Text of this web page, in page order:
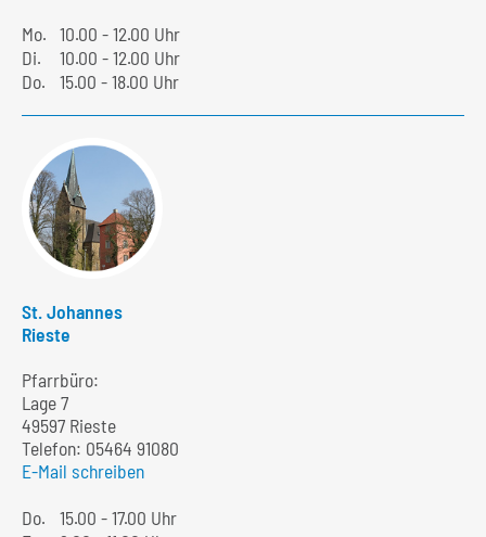
Mo. 10.00 - 12.00 Uhr
Di.
10.00 - 12.00 Uhr
Do.
15.00 - 18.00 Uhr
St. Johannes
Rieste
Pfarrbüro:
Lage 7
49597 Rieste
Telefon: 05464 91080
E-Mail schreiben
Do.
15.00 - 17.00 Uhr